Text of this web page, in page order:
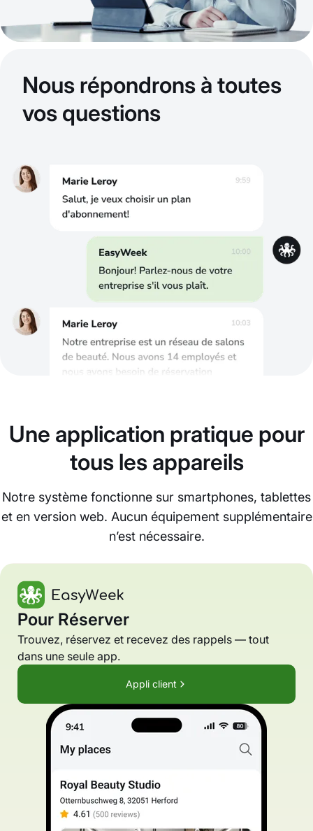
Nous répondrons à toutes
vos questions
Une application pratique pour
tous les appareils
Notre système fonctionne sur smartphones, tablettes
et en version web. Aucun équipement supplémentaire
n’est nécessaire.
Pour Réserver
Trouvez, réservez et recevez des rappels — tout
dans une seule app.
Appli client